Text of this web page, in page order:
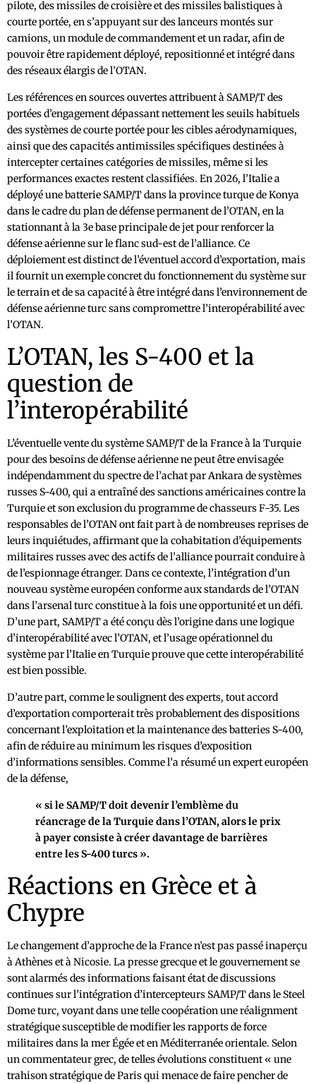
pilote, des missiles de croisière et des missiles balistiques à
courte portée, en s’appuyant sur des lanceurs montés sur
camions, un module de commandement et un radar, afin de
pouvoir être rapidement déployé, repositionné et intégré dans
des réseaux élargis de l’OTAN.
Les références en sources ouvertes attribuent à SAMP/T des
portées d’engagement dépassant nettement les seuils habituels
des systèmes de courte portée pour les cibles aérodynamiques,
ainsi que des capacités antimissiles spécifiques destinées à
intercepter certaines catégories de missiles, même si les
performances exactes restent classifiées. En 2026, l’Italie a
déployé une batterie SAMP/T dans la province turque de Konya
dans le cadre du plan de défense permanent de l’OTAN, en la
stationnant à la 3e base principale de jet pour renforcer la
défense aérienne sur le flanc sud-est de l’alliance. Ce
déploiement est distinct de l’éventuel accord d’exportation, mais
il fournit un exemple concret du fonctionnement du système sur
le terrain et de sa capacité à être intégré dans l’environnement de
défense aérienne turc sans compromettre l’interopérabilité avec
l’OTAN.
L’OTAN, les S-400 et la
question de
l’interopérabilité
L’éventuelle vente du système SAMP/T de la France à la Turquie
pour des besoins de défense aérienne ne peut être envisagée
indépendamment du spectre de l’achat par Ankara de systèmes
russes S-400, qui a entraîné des sanctions américaines contre la
Turquie et son exclusion du programme de chasseurs F-35. Les
responsables de l’OTAN ont fait part à de nombreuses reprises de
leurs inquiétudes, affirmant que la cohabitation d’équipements
militaires russes avec des actifs de l’alliance pourrait conduire à
de l’espionnage étranger. Dans ce contexte, l’intégration d’un
nouveau système européen conforme aux standards de l’OTAN
dans l’arsenal turc constitue à la fois une opportunité et un défi.
D’une part, SAMP/T a été conçu dès l’origine dans une logique
d’interopérabilité avec l’OTAN, et l’usage opérationnel du
système par l’Italie en Turquie prouve que cette interopérabilité
est bien possible.
D’autre part, comme le soulignent des experts, tout accord
d’exportation comporterait très probablement des dispositions
concernant l’exploitation et la maintenance des batteries S-400,
afin de réduire au minimum les risques d’exposition
d’informations sensibles. Comme l’a résumé un expert européen
de la défense,
« si le SAMP/T doit devenir l’emblème du
réancrage de la Turquie dans l’OTAN, alors le prix
à payer consiste à créer davantage de barrières
entre les S-400 turcs ».
Réactions en Grèce et à
Chypre
Le changement d’approche de la France n’est pas passé inaperçu
à Athènes et à Nicosie. La presse grecque et le gouvernement se
sont alarmés des informations faisant état de discussions
continues sur l’intégration d’intercepteurs SAMP/T dans le Steel
Dome turc, voyant dans une telle coopération une réalignment
stratégique susceptible de modifier les rapports de force
militaires dans la mer Égée et en Méditerranée orientale. Selon
un commentateur grec, de telles évolutions constituent « une
trahison stratégique de Paris qui menace de faire pencher de